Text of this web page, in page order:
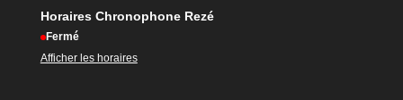
Horaires Chronophone Rezé
Fermé
Afficher les horaires